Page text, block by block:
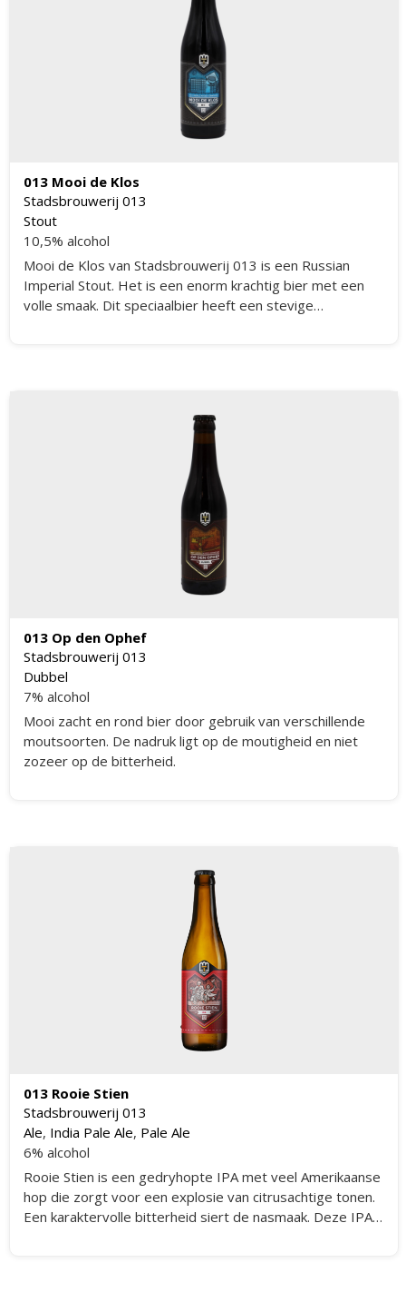
013 Mooi de Klos
Stadsbrouwerij 013
Stout
10,5% alcohol
Mooi de Klos van Stadsbrouwerij 013 is een Russian
Imperial Stout. Het is een enorm krachtig bier met een
volle smaak. Dit speciaalbier heeft een stevige
013 Op den Ophef
Stadsbrouwerij 013
Dubbel
7% alcohol
Mooi zacht en rond bier door gebruik van verschillende
moutsoorten. De nadruk ligt op de moutigheid en niet
zozeer op de bitterheid.
013 Rooie Stien
Stadsbrouwerij 013
Ale, India Pale Ale, Pale Ale
6% alcohol
Rooie Stien is een gedryhopte IPA met veel Amerikaanse
hop die zorgt voor een explosie van citrusachtige tonen.
Een karaktervolle bitterheid siert de nasmaak. Deze IPA